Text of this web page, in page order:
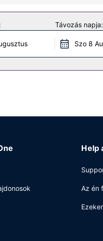
és szolgáltatásokat, mint
wifihozzáférés, kirándulás/
kisbolt
Távozás napja:
Szo 8
Help
Az én